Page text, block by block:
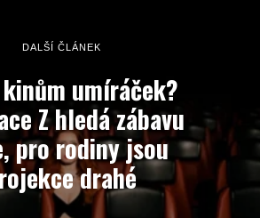
DALŠÍ ČLÁNEK
umíráček?
Z hledá zábavu
pro rodiny jsou
drahé